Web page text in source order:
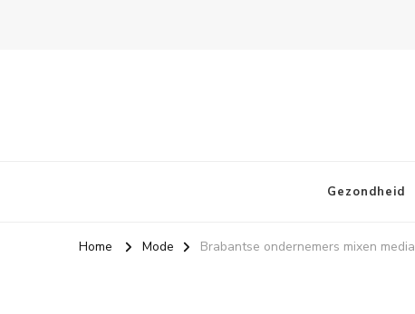
Gezondheid
Home Mode Brabantse ondernemers mixen